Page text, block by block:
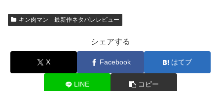
キン肉マン 最新作ネタバレレビュー
シェアする
X Facebook はてブ
LINE コピー